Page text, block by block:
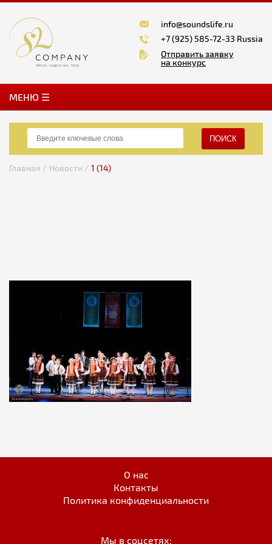
info@soundslife.ru
+7 (925) 585-72-33 Russia
Отправить заявку
на конкурс
MЕНЮ ☰
ПОИСК
Главная / Новости / 1 (14)
О нас
Контакты
Политика конфиденциальности
Мы в соцсетях: